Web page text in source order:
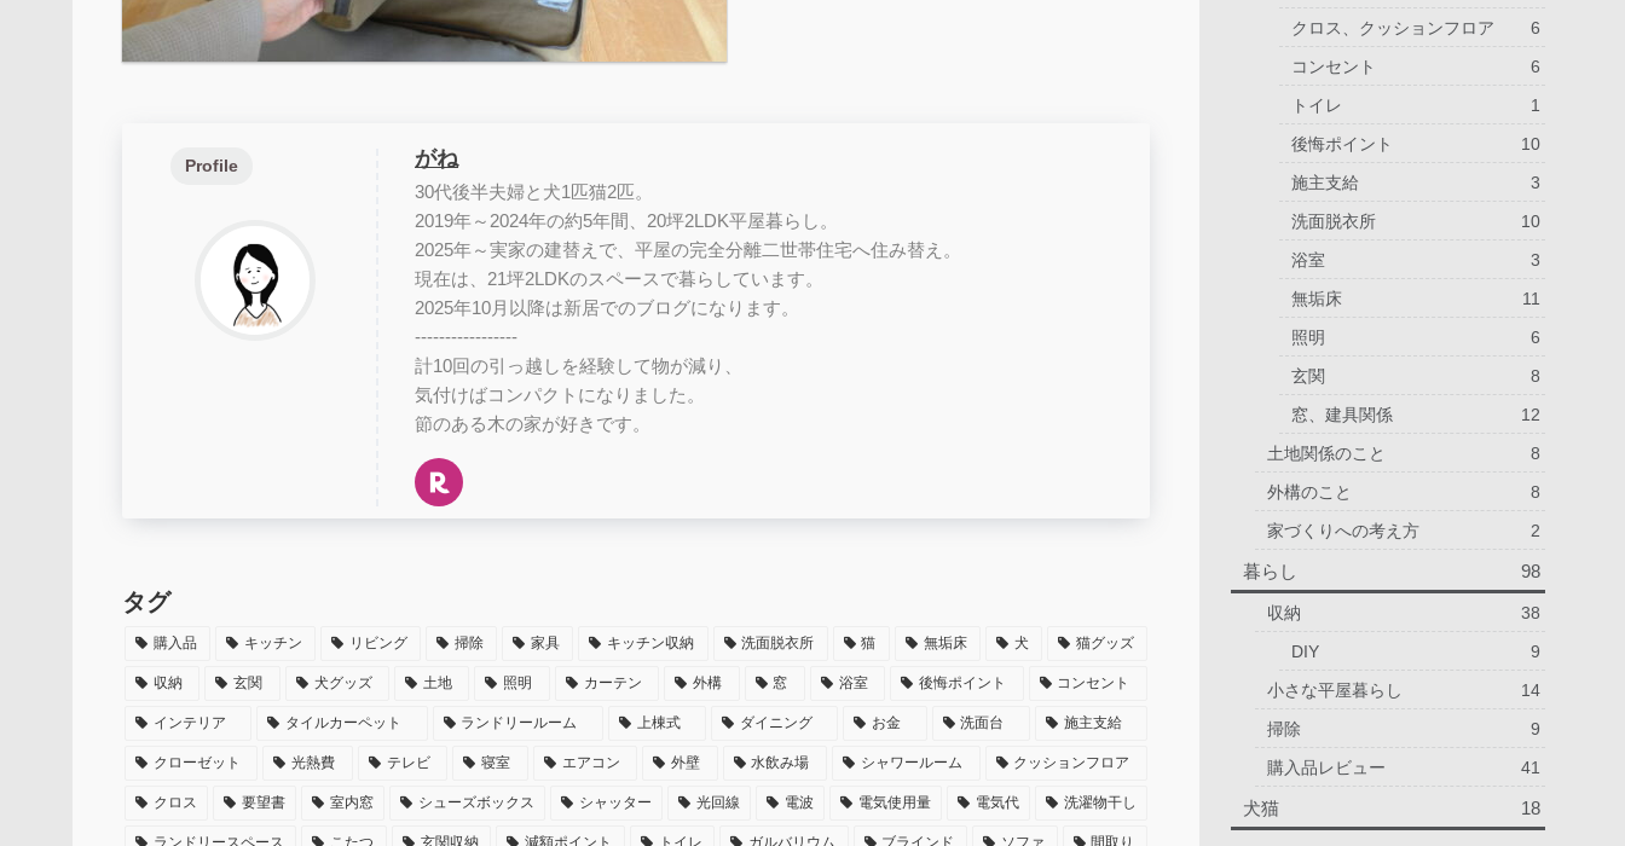
Profile がね
30代後半夫婦と犬1匹猫2匹。
2019年～2024年の約5年間、20坪2LDK平屋暮らし。
2025年～実家の建替えで、平屋の完全分離二世帯住宅へ住み替え。
現在は、21坪2LDKのスペースで暮らしています。
2025年10月以降は新居でのブログになります。
-----------------
計10回の引っ越しを経験して物が減り、
気付けばコンパクトになりました。
節のある木の家が好きです。
タグ
購入品 キッチン リビング 掃除 家具 キッチン収納 洗面脱衣所 猫 無垢床 犬 猫グッズ
収納 玄関 犬グッズ 土地 照明 カーテン 外構 窓 浴室 後悔ポイント コンセント
インテリア タイルカーペット ランドリールーム 上棟式 ダイニング お金 洗面台 施主支給
クローゼット 光熱費 テレビ 寝室 エアコン 外壁 水飲み場 シャワールーム クッションフロア
クロス 要望書 室内窓 シューズボックス シャッター 光回線 電波 電気使用量 電気代 洗濯物干し
クロス、クッションフロア
6
コンセント
6
トイレ
1
後悔ポイント
10
施主支給
3
洗面脱衣所
10
浴室
3
無垢床
11
照明
6
玄関
8
窓、建具関係
12
土地関係のこと
8
外構のこと
8
家づくりへの考え方
2
暮らし 98
収納
38
DIY
9
小さな平屋暮らし
14
掃除
9
購入品レビュー
41
犬猫 18